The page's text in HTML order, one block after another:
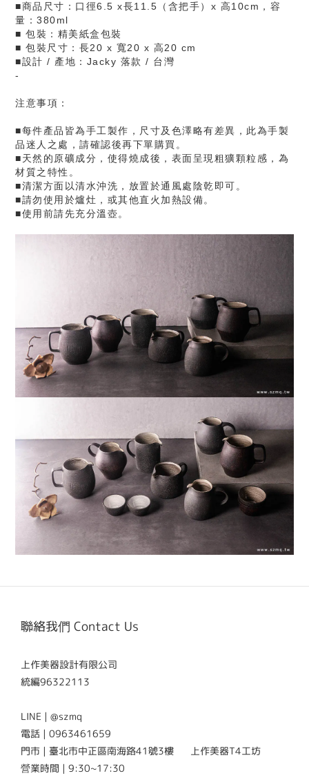
■商品尺寸：口徑6.5 x長11.5（含把手）x 高10cm，容
量：380ml
■ 包裝：精美紙盒包裝
■ 包裝尺寸：長20 x 寬20 x 高20 cm
■設計 / 產地：Jacky 落款 / 台灣
-
注意事項：
■每件產品皆為手工製作，尺寸及色澤略有差異，此為手製
品迷人之處，請確認後再下單購買。
■天然的原礦成分，使得燒成後，表面呈現粗獷顆粒感，為
材質之特性。
■清潔方面以清水沖洗，放置於通風處陰乾即可。
■請勿使用於爐灶，或其他直火加熱設備。
■使用前請先充分溫壺。
聯絡我們 Contact Us
上作美器設計有限公司
統編96322113
LINE | @szmq
電話 | 0963461659
門市 | 臺北市中正區南海路41號3樓 上作美器T4工坊
營業時間 | 9:30~17:30